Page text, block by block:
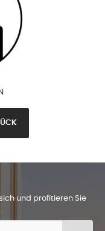
und profitieren Sie